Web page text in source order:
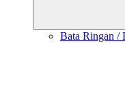
Bata Ringan /